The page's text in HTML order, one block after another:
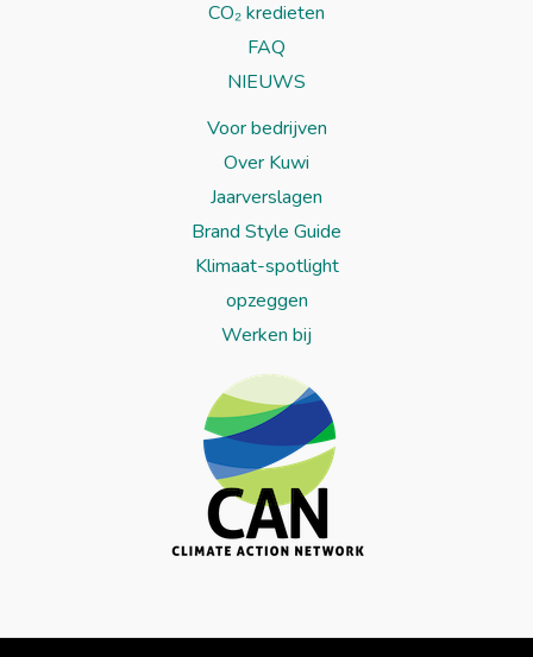
CO₂ kredieten
FAQ
NIEUWS
Voor bedrijven
Over Kuwi
Jaarverslagen
Brand Style Guide
Klimaat-spotlight
opzeggen
Werken bij